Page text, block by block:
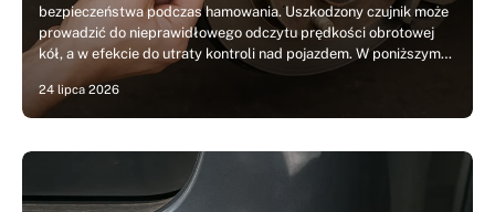
bezpieczeństwa podczas hamowania. Uszkodzony czujnik może
prowadzić do nieprawidłowego odczytu prędkości obrotowej
kół, a w efekcie do utraty kontroli nad pojazdem. W poniższym…
24 lipca 2026